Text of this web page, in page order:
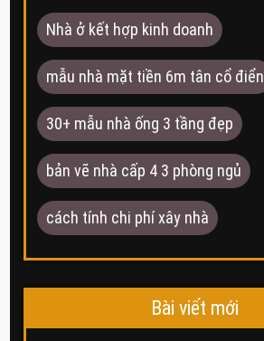
Nhà ở kết hợp kinh doanh
mẫu nhà mặt tiền 6m tân cổ điển
30+ mẫu nhà ống 3 tầng đẹp
bản vẽ nhà cấp 4 3 phòng ngủ
cách tính chi phí xây nhà
Bài viết mới